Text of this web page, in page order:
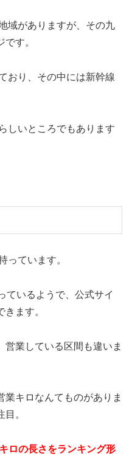
域がありますが、その九
す。
おり、その中には新幹線
しいところでもあります
っています。
ているようで、公式サイ
ます。
営業している区間も違いま
キロなんてものがありま
。
ロの長さをランキング形